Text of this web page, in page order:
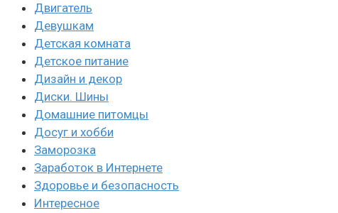
Двигатель
Девушкам
Детская комната
Детское питание
Дизайн и декор
Диски. Шины
Домашние питомцы
Досуг и хобби
Заморозка
Заработок в Интернете
Здоровье и безопасность
Интересное